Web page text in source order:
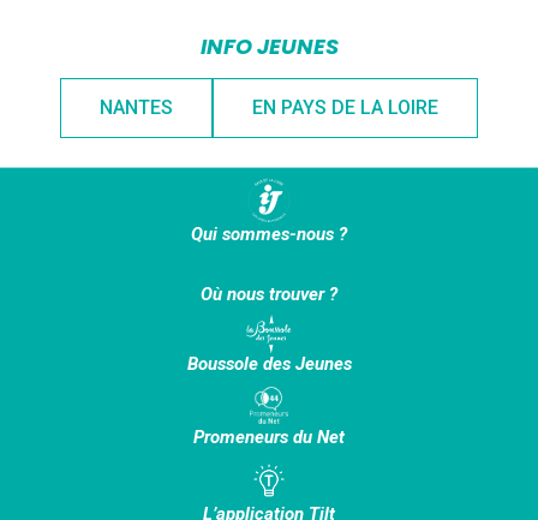
INFO JEUNES
NANTES EN PAYS DE LA LOIRE
Qui sommes-nous ?
Où nous trouver ?
Boussole des Jeunes
Promeneurs du Net
L’application Tilt